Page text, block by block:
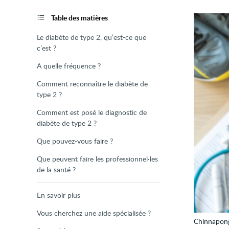
page
Table des matières
Le diabète de type 2, qu’est-ce que
c’est ?
A quelle fréquence ?
Comment reconnaître le diabète de
type 2 ?
Comment est posé le diagnostic de
diabète de type 2 ?
Que pouvez-vous faire ?
Que peuvent faire les professionnel·les
de la santé ?
En savoir plus
Vous cherchez une aide spécialisée ?